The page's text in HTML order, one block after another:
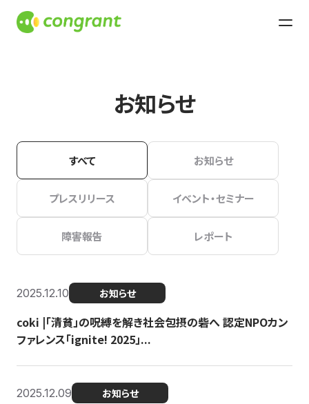
お知らせ
すべて お知らせ
プレスリリース イベント・セミナー
障害報告 レポート
2025.12.10 お知らせ
coki |「清貧」の呪縛を解き社会包摂の砦へ 認定NPOカン
ファレンス「ignite! 2025」...
2025.12.09 お知らせ